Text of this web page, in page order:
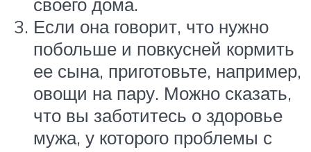
Если она говорит, что нужно
побольше и повкусней кормить
ее сына, приготовьте, например,
овощи на пару. Можно сказать,
что вы заботитесь о здоровье
мужа, у которого проблемы с